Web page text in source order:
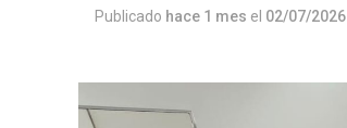
Publicado hace 1 mes el 02/07/2026